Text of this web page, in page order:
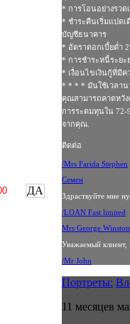
ДА
* การโอนอย่างรว
* ชําระคืนเริ่มแปด
บัญชีธนาคาร
* อัตราดอกเบี้ยต่ำ
* การชำระหนี้ระยะ
* เงื่อนไขเงินกู้ที่มีค
* * * * มันใช้เวลาน
คุณสามารถคาดหวัง
การระดมทุนใน 72-
จากคุณ.
ติดต่อ
/Mrs Farida Stephen
Семен
Здраствуйте мне
/LOAN Fast limited
Mrs George Winston
Уважаемый
/Mr John
Портреты:
11 месяцев